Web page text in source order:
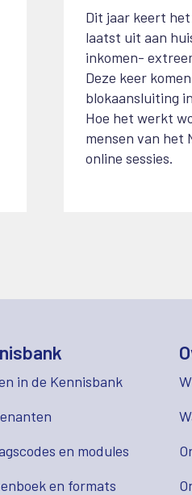
Dit jaar keert
laatst uit aan
inkomen-
Deze keer
blokaansluiting
Hoe het werkt
mensen van het
online sessies.
in de Kennisbank
en modules
en formats